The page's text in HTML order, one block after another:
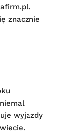
znacznie
wyjazdy